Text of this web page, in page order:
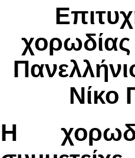
χορωδίας
Νίκο
Η